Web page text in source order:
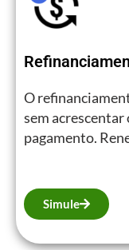
O
sem acrescentar
pagamento.
Simule